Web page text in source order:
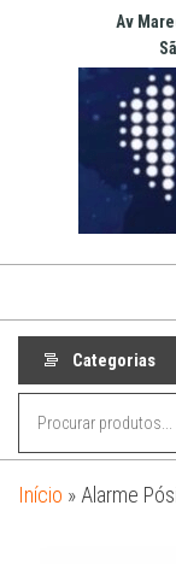
Av
Categorias
Início » Alarme